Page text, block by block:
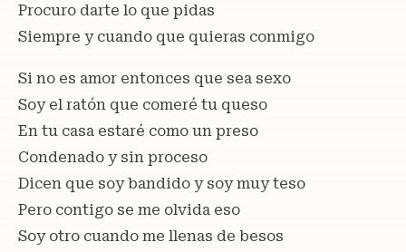
Procuro darte lo que pidas
Siempre y cuando que quieras conmigo
Si no es amor entonces que sea sexo
Soy el ratón que comeré tu queso
En tu casa estaré como un preso
Condenado y sin proceso
Dicen que soy bandido y soy muy teso
Pero contigo se me olvida eso
Soy otro cuando me llenas de besos